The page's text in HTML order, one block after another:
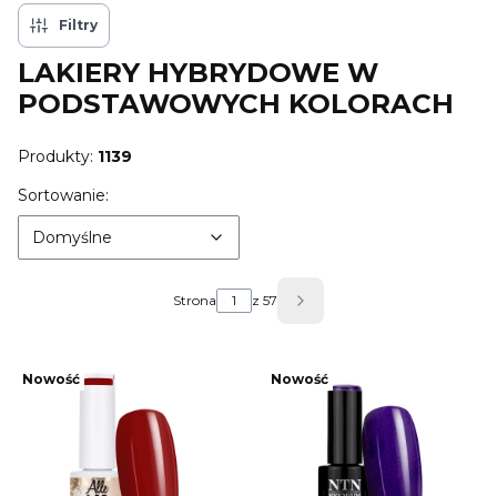
Filtry
LAKIERY HYBRYDOWE W
PODSTAWOWYCH KOLORACH
Produkty: 1139
Lista produktów
Sortowanie:
Domyślne
Strona z 57 Następne produkty
Nowość Nowość